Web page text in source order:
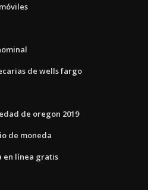
de wells fargo
de oregon 2019
de moneda
en línea gratis